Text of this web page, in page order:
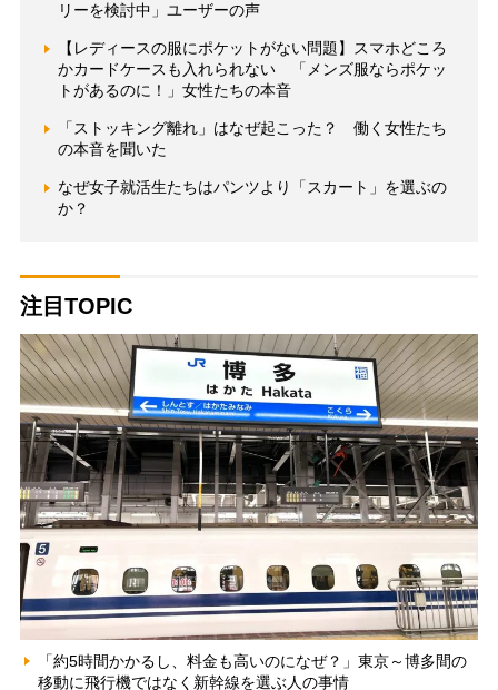
リーを検討中」ユーザーの声
【レディースの服にポケットがない問題】スマホどころ
かカードケースも入れられない 「メンズ服ならポケッ
トがあるのに！」女性たちの本音
「ストッキング離れ」はなぜ起こった？ 働く女性たち
の本音を聞いた
なぜ女子就活生たちはパンツより「スカート」を選ぶの
か？
注目TOPIC
「約5時間かかるし、料金も高いのになぜ？」東京～博多間の
移動に飛行機ではなく新幹線を選ぶ人の事情